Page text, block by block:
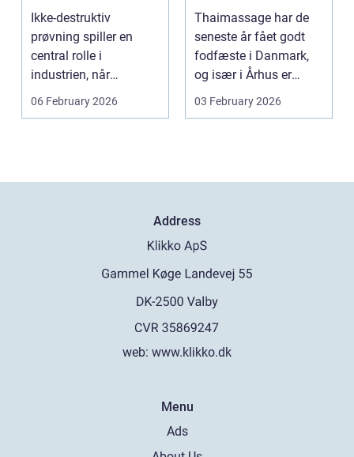
Ikke-destruktiv
prøvning spiller en
central rolle i
industrien, når
konstruktioner,
svejsninger og k...
06 February 2026
den rette
behandling
Thaimassage har de
seneste år fået godt
fodfæste i Danmark,
og især i Århus er
udbuddet vokset
03 February 2026
Address
web: www.klikko.dk
Menu
Ads